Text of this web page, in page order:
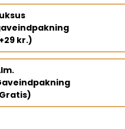
kr.)